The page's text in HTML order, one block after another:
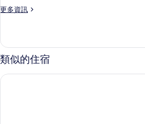
更多資訊
更
套
房
(㇐
床)
類似的住宿
鈞怡大飯店